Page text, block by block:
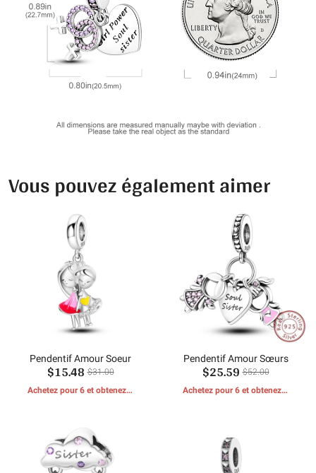
Vous pouvez également aimer
Pendentif Amour Soeur
$15.48 $31.00
Achetez pour 6 et obtenez 1
Pendentif Amour Sœurs
$25.59 $52.00
Achetez pour 6 et obtenez 1